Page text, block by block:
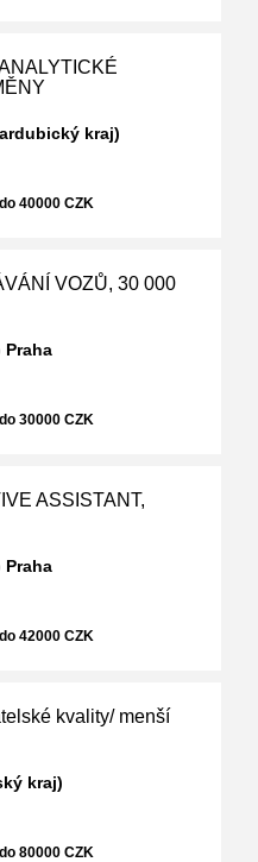
kraj)
40000 CZK
VOZŮ, 30 000
Praha
30000 CZK
ASSISTANT,
Praha
42000 CZK
kvality/ menší
kraj)
80000 CZK